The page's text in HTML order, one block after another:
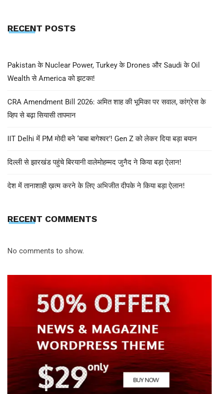
RECENT POSTS
Pakistan के Nuclear Power, Turkey के Drones और Saudi के Oil
Wealth से America को झटका!
CRA Amendment Bill 2026: अमित शाह की भूमिका पर सवाल, कांग्रेस के
व्हिप से बढ़ा सियासी तापमान
IIT Delhi में PM मोदी बने ‘बाबा बागेश्वर’! Gen Z को लेकर दिया बड़ा बयान
दिल्ली से झारखंड पहुंचे बिरयानी वालेमोहम्मद जुनैद ने किया बड़ा ऐलान!
देश में तानाशाही ख़त्म करने के लिए अभिजीत दीपके ने किया बड़ा ऐलान!
RECENT COMMENTS
No comments to show.